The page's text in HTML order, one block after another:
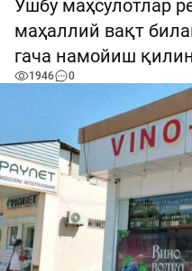
Ушбу маҳсулотлар
маҳаллий вақт
гача намойиш
1946 0